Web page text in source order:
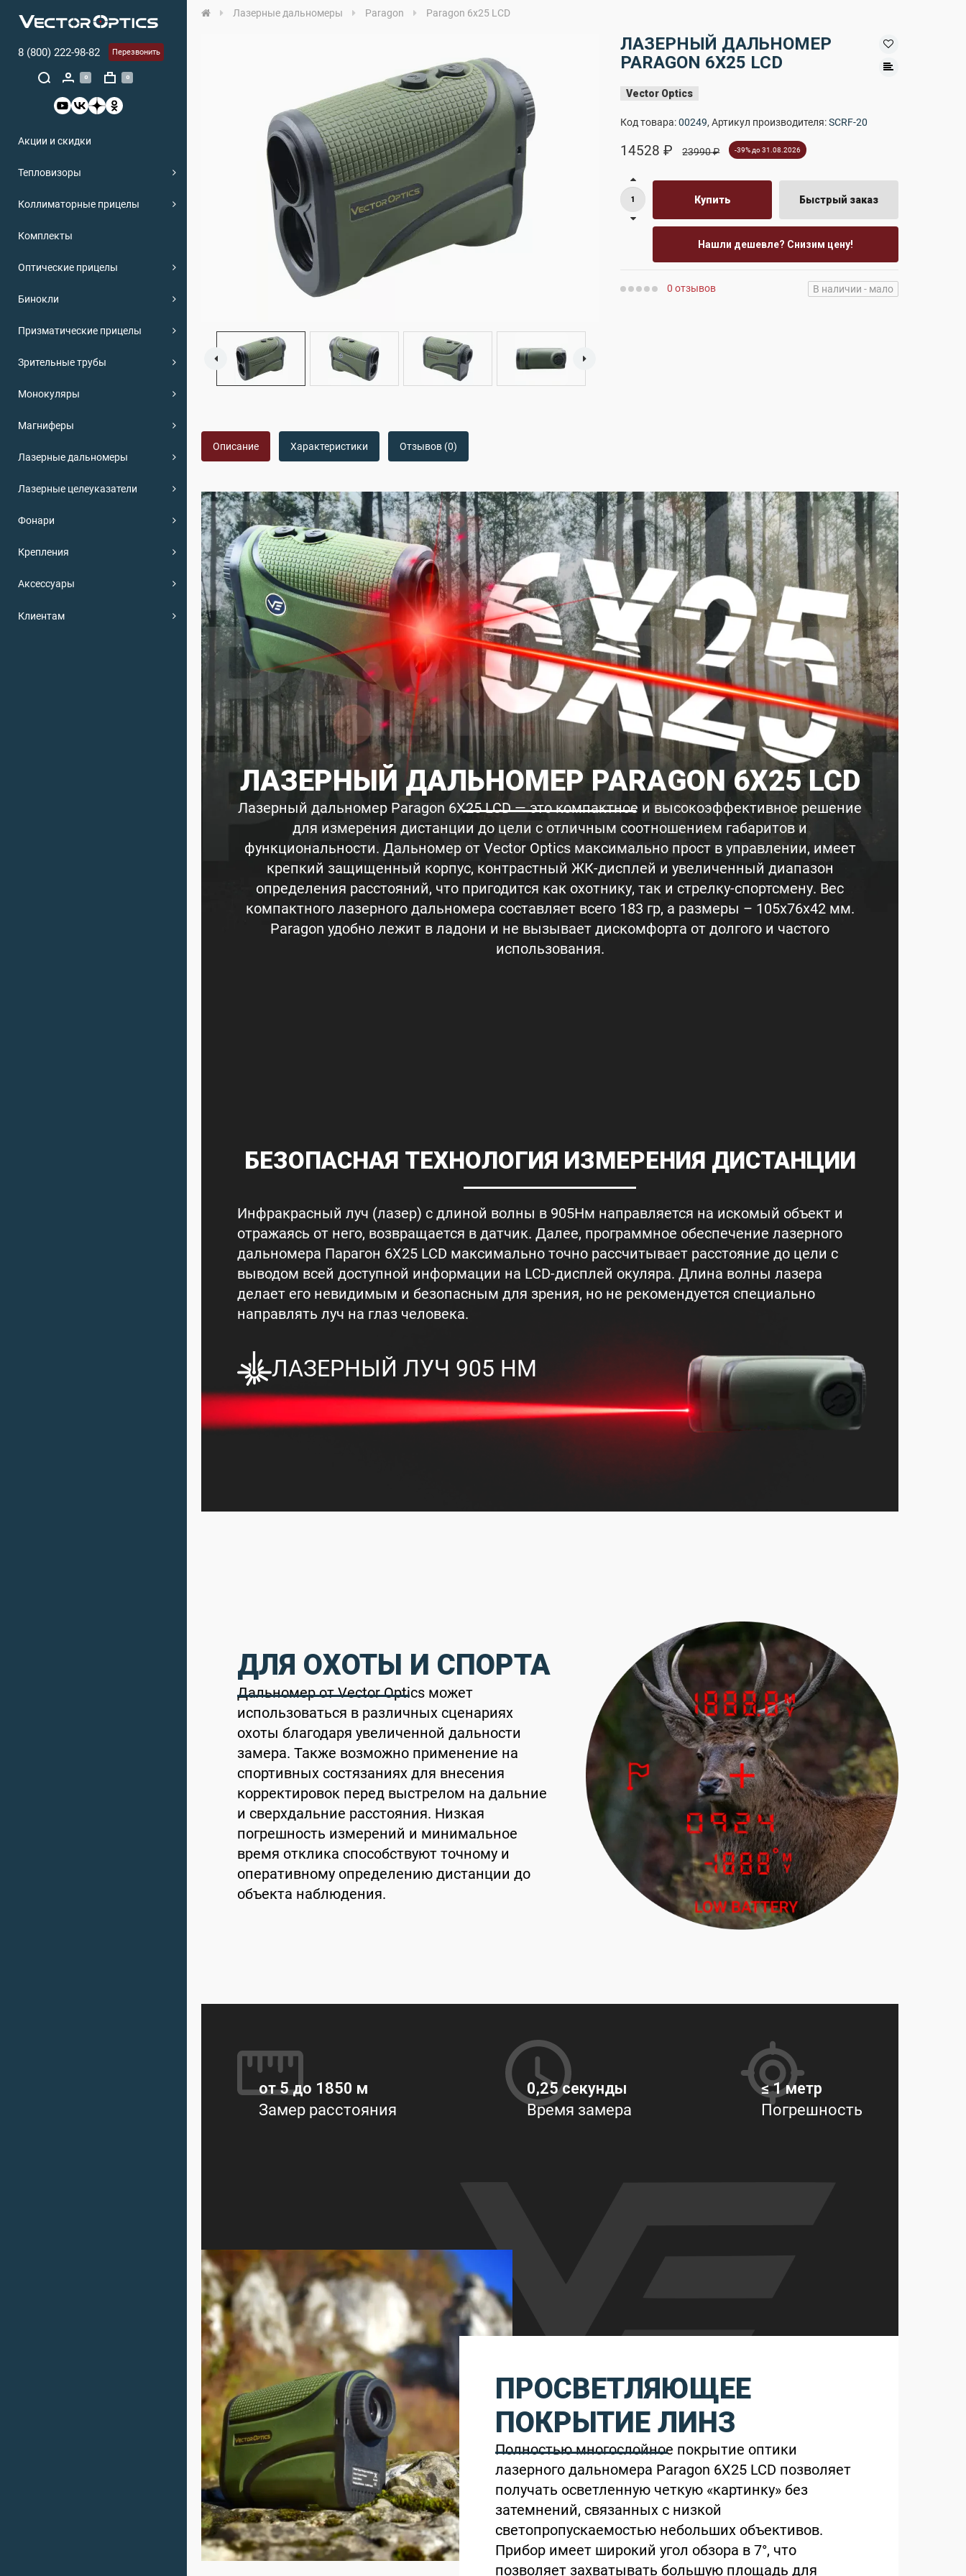
8 (800) 222-98-82 Перезвонить
0 0
Акции и скидки
Тепловизоры
Коллиматорные прицелы
Комплекты
Оптические прицелы
Бинокли
Призматические прицелы
Зрительные трубы
Монокуляры
Магниферы
Лазерные дальномеры
Лазерные целеуказатели
Фонари
Крепления
Аксессуары
Клиентам
Лазерные дальномеры Paragon Paragon 6x25 LCD
ЛАЗЕРНЫЙ ДАЛЬНОМЕР
PARAGON 6X25 LCD
Vector Optics
Код товара:00249, Артикул производителя:SCRF-20
14528 ₽ 23990 ₽ -39% до 31.08.2026
Купить Быстрый заказ
Нашли дешевле? Снизим цену!
0 отзывов В наличии - мало
Описание Характеристики Отзывов (0)
ЛАЗЕРНЫЙ ДАЛЬНОМЕР PARAGON 6X25 LCD
Лазерный дальномер Paragon 6X25 LCD — это компактное и высокоэффективное решение
для измерения дистанции до цели с отличным соотношением габаритов и
функциональности. Дальномер от Vector Optics максимально прост в управлении, имеет
крепкий защищенный корпус, контрастный ЖК-дисплей и увеличенный диапазон
определения расстояний, что пригодится как охотнику, так и стрелку-спортсмену. Вес
компактного лазерного дальномера составляет всего 183 гр, а размеры – 105х76х42 мм.
Paragon удобно лежит в ладони и не вызывает дискомфорта от долгого и частого
использования.
БЕЗОПАСНАЯ ТЕХНОЛОГИЯ ИЗМЕРЕНИЯ ДИСТАНЦИИ
Инфракрасный луч (лазер) с длиной волны в 905Нм направляется на искомый объект и
отражаясь от него, возвращается в датчик. Далее, программное обеспечение лазерного
дальномера Парагон 6X25 LCD максимально точно рассчитывает расстояние до цели с
выводом всей доступной информации на LCD-дисплей окуляра. Длина волны лазера
делает его невидимым и безопасным для зрения, но не рекомендуется специально
направлять луч на глаз человека.
ЛАЗЕРНЫЙ ЛУЧ 905 НМ
ДЛЯ ОХОТЫ И СПОРТА
Дальномер от Vector Optics может
использоваться в различных сценариях
охоты благодаря увеличенной дальности
замера. Также возможно применение на
спортивных состязаниях для внесения
корректировок перед выстрелом на дальние
и сверхдальние расстояния. Низкая
погрешность измерений и минимальное
время отклика способствуют точному и
оперативному определению дистанции до
объекта наблюдения.
от 5 до 1850 м
Замер расстояния
0,25 секунды
Время замера
≤ 1 метр
Погрешность
ПРОСВЕТЛЯЮЩЕЕ
ПОКРЫТИЕ ЛИНЗ
Полностью многослойное покрытие оптики
лазерного дальномера Paragon 6X25 LCD позволяет
получать осветленную четкую «картинку» без
затемнений, связанных с низкой
светопропускаемостью небольших объективов.
Прибор имеет широкий угол обзора в 7°, что
позволяет захватывать большую площадь для